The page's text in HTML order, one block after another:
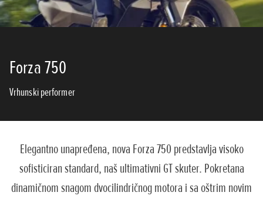
Forza 750
Vrhunski performer
Elegantno unapređena, nova Forza 750 predstavlja visoko
sofisticiran standard, naš ultimativni GT skuter. Pokretana
dinamičnom snagom dvocilindričnog motora i sa oštrim novim